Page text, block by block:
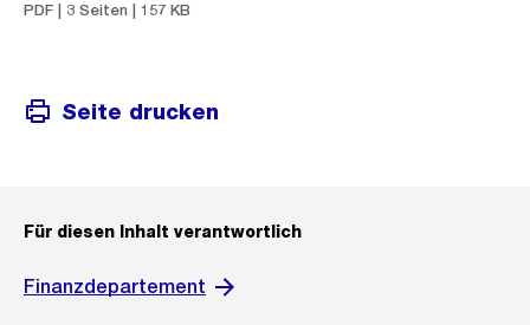
PDF | 3 Seiten | 157 KB
Seite drucken
Für diesen Inhalt verantwortlich
Finanzdepartement